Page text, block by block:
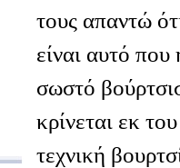
τους απαντώ
είναι αυτό
σωστό
κρίνεται εκ
τεχνική